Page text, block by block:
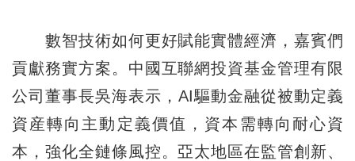
數智技術如何更好賦能實體經濟，嘉賓們
貢獻務實方案。中國互聯網投資基金管理有限
公司董事長吳海表示，AI驅動金融從被動定義
資産轉向主動定義價值，資本需轉向耐心資
本，強化全鏈條風控。亞太地區在監管創新、